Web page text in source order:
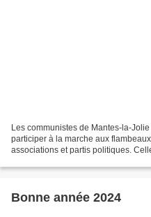
Les communistes de Mantes-la-
participer à la marche aux
associations et partis politiques.
Bonne année 2024